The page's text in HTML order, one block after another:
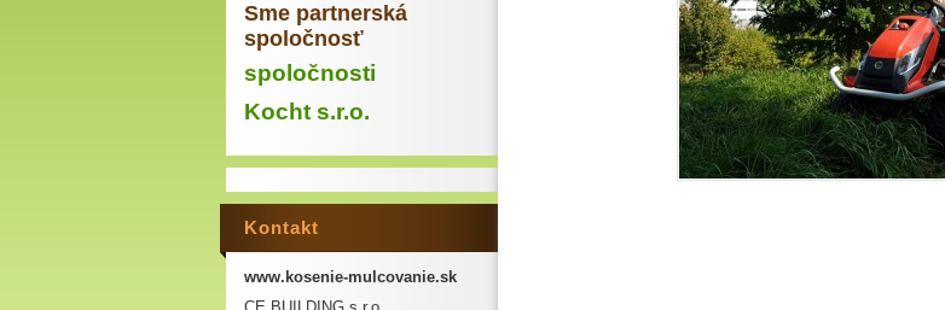
Sme partnerská
spoločnosť
spoločnosti
Kocht s.r.o.
Kontakt
www.kosenie-mulcovanie.sk